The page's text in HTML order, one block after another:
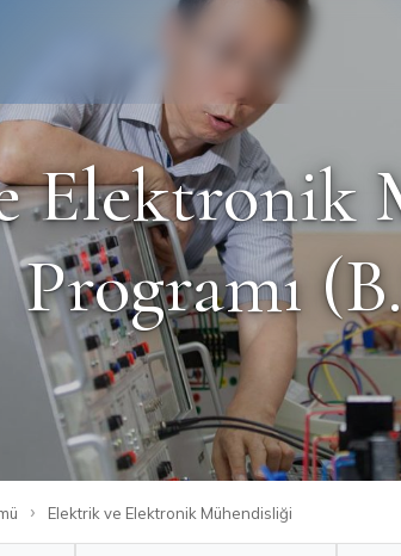
Personel
Elektronik
Programı
› Elektrik ve Elektronik Mühendisliği